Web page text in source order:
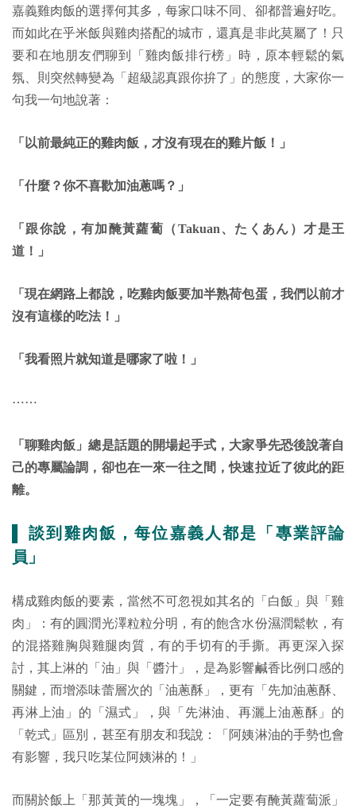
嘉義雞肉飯的選擇何其多，每家口味不同、卻都普遍好吃。
而如此在乎米飯與雞肉搭配的城市，還真是非此莫屬了！只
要和在地朋友們聊到「雞肉飯排行榜」時，原本輕鬆的氣
氛、則突然轉變為「超級認真跟你拚了」的態度，大家你一
句我一句地說著：
「以前最純正的雞肉飯，才沒有現在的雞片飯！」
「什麼？你不喜歡加油蔥嗎？」
「跟你說，有加醃黃蘿蔔（Takuan、たくあん）才是王
道！」
「現在網路上都說，吃雞肉飯要加半熟荷包蛋，我們以前才
沒有這樣的吃法！」
「我看照片就知道是哪家了啦！」
⋯⋯
「聊雞肉飯」總是話題的開場起手式，大家爭先恐後說著自
己的專屬論調，卻也在一來一往之間，快速拉近了彼此的距
離。
▌ 談到雞肉飯，每位嘉義人都是「專業評論
員」
構成雞肉飯的要素，當然不可忽視如其名的「白飯」與「雞
肉」：有的圓潤光澤粒粒分明，有的飽含水份濕潤鬆軟，有
的混搭雞胸與雞腿肉質，有的手切有的手撕。再更深入探
討，其上淋的「油」與「醬汁」，是為影響鹹香比例口感的
關鍵，而增添味蕾層次的「油蔥酥」，更有「先加油蔥酥、
再淋上油」的「濕式」，與「先淋油、再灑上油蔥酥」的
「乾式」區別，甚至有朋友和我說：「阿姨淋油的手勢也會
有影響，我只吃某位阿姨淋的！」
而關於飯上「那黃黃的一塊塊」，「一定要有醃黃蘿蔔派」